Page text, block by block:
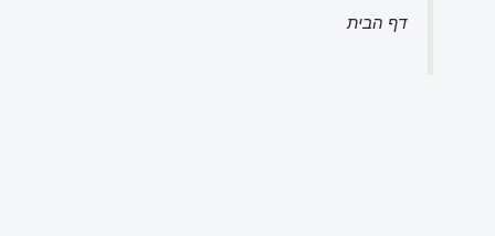
דף הבית